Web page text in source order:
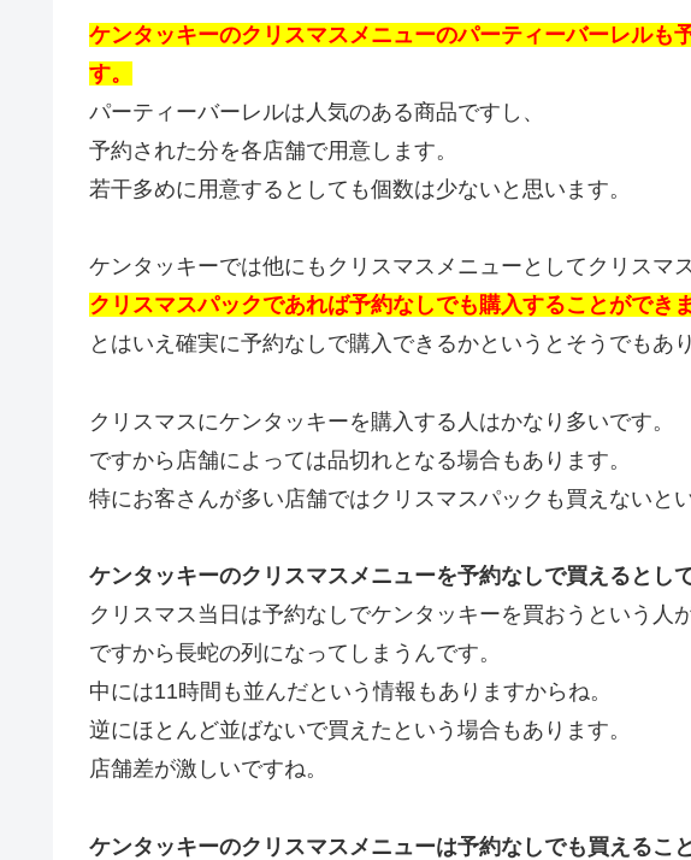
ケンタッキーのクリスマスメニューのパーティーバーレルも
す。
パーティーバーレルは人気のある商品ですし、
予約された分を各店舗で用意します。
若干多めに用意するとしても個数は少ないと思います。
ケンタッキーでは他にもクリスマスメニューとしてクリスマ
クリスマスパックであれば予約なしでも購入することができま
とはいえ確実に予約なしで購入できるかというとそうでもあ
クリスマスにケンタッキーを購入する人はかなり多いです。
ですから店舗によっては品切れとなる場合もあります。
特にお客さんが多い店舗ではクリスマスパックも買えないと
ケンタッキーのクリスマスメニューを予約なしで買えるとし
クリスマス当日は予約なしでケンタッキーを買おうという人
ですから長蛇の列になってしまうんです。
中には11時間も並んだという情報もありますからね。
逆にほとんど並ばないで買えたという場合もあります。
店舗差が激しいですね。
ケンタッキーのクリスマスメニューは予約なしでも買えるこ